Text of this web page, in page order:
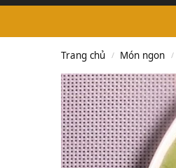
Trang chủ / Món ngon /